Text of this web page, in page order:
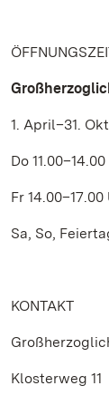
1. April–31.
Do
Fr 14.00–17.00
Sa, So,
KONTAKT
Klosterweg 11